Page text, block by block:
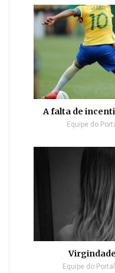
A falta de
Equipe do
Equipe do Portal